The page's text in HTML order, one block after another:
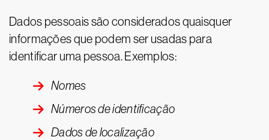
Dados pessoais são considerados quaisquer
informações que podem ser usadas para
identificar uma pessoa. Exemplos:
Nomes
Números de identificação
Dados de localização